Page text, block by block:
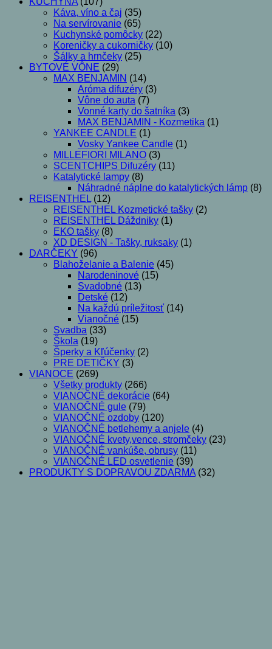
Káva, víno a čaj (35)
Na servírovanie (65)
Kuchynské pomôcky (22)
Koreničky a cukorničky (10)
Šálky a hrnčeky (25)
BYTOVÉ VÔNE (29)
MAX BENJAMIN (14)
Aróma difuzéry (3)
Vône do auta (7)
Vonné karty do šatníka (3)
MAX BENJAMIN - Kozmetika (1)
YANKEE CANDLE (1)
Vosky Yankee Candle (1)
MILLEFIORI MILANO (3)
SCENTCHIPS Difuzéry (11)
Katalytické lampy (8)
Náhradné náplne do katalytických lámp (8)
REISENTHEL (12)
REISENTHEL Kozmetické tašky (2)
REISENTHEL Dáždniky (1)
EKO tašky (8)
XD DESIGN - Tašky, ruksaky (1)
DARČEKY (96)
Blahoželanie a Balenie (45)
Narodeninové (15)
Svadobné (13)
Detské (12)
Na každú príležitosť (14)
Vianočné (15)
Svadba (33)
Škola (19)
Šperky a Kľúčenky (2)
PRE DETIČKY (3)
VIANOCE (269)
Všetky produkty (266)
VIANOČNÉ dekorácie (64)
VIANOČNÉ gule (79)
VIANOČNÉ ozdoby (120)
VIANOČNÉ betlehemy a anjele (4)
VIANOČNÉ kvety,vence, stromčeky (23)
VIANOČNÉ vankúše, obrusy (11)
VIANOČNÉ LED osvetlenie (39)
PRODUKTY S DOPRAVOU ZDARMA (32)